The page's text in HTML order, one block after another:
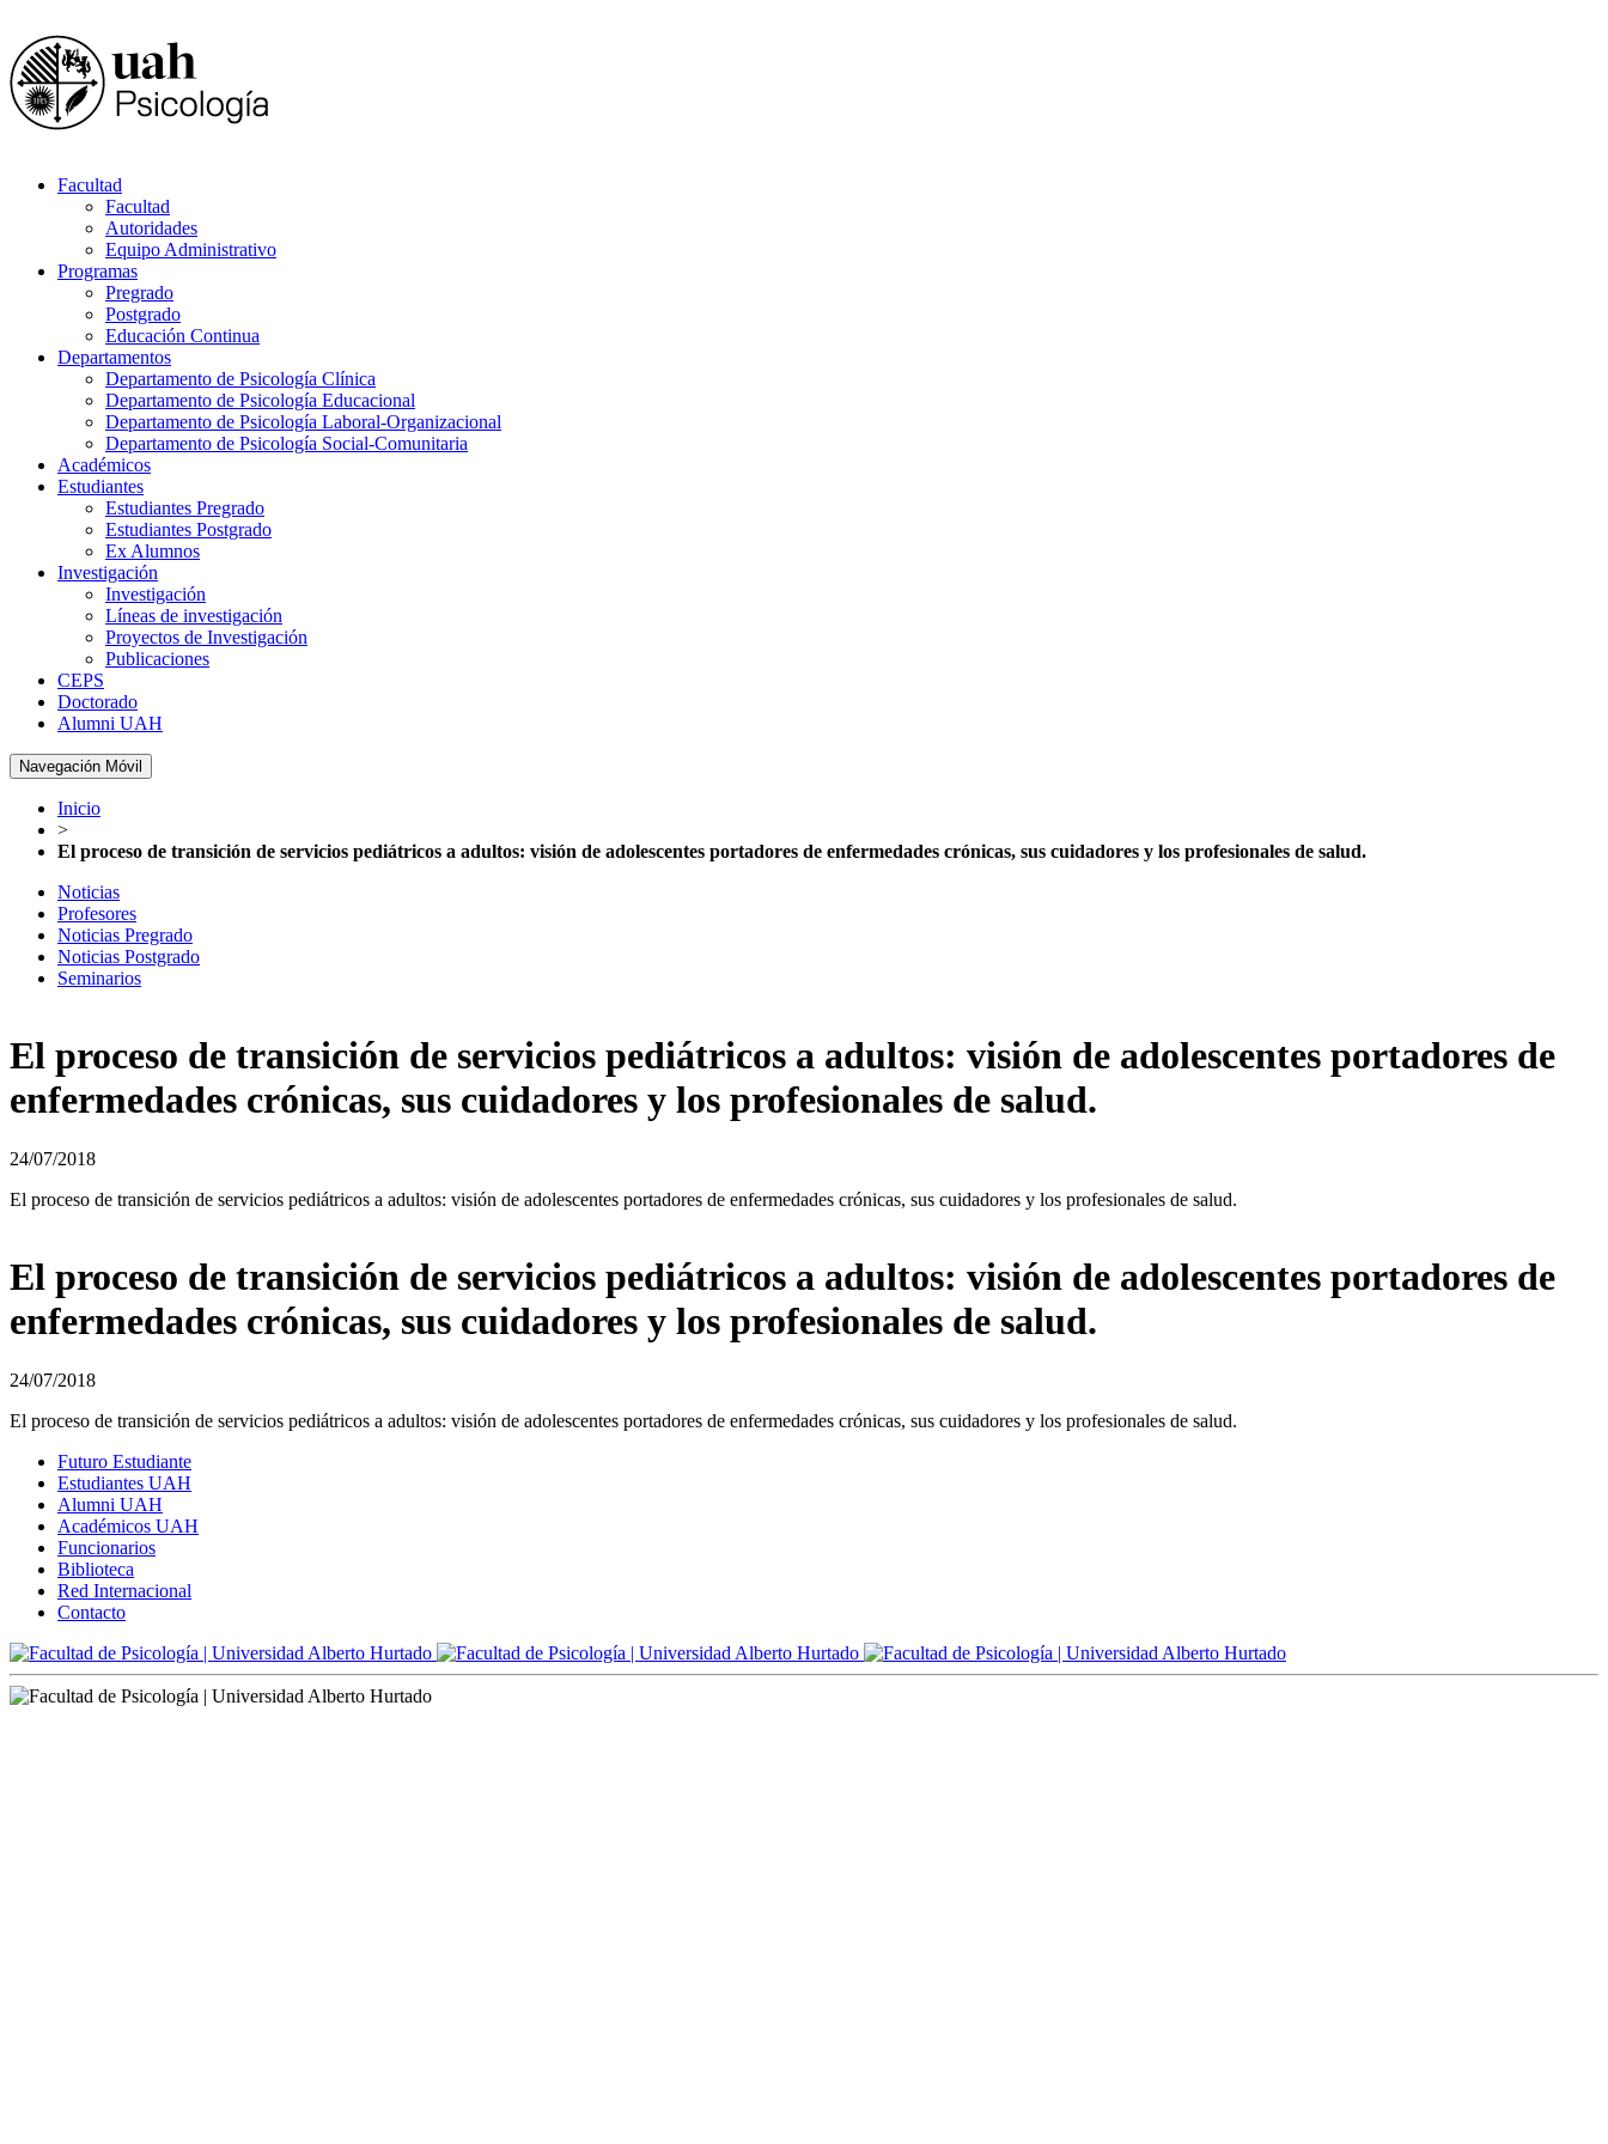
Facultad
Facultad
Autoridades
Equipo Administrativo
Programas
Pregrado
Postgrado
Educación Continua
Departamentos
Departamento de Psicología Clínica
Departamento de Psicología Educacional
Departamento de Psicología Laboral-Organizacional
Departamento de Psicología Social-Comunitaria
Académicos
Estudiantes
Estudiantes Pregrado
Estudiantes Postgrado
Ex Alumnos
Investigación
Investigación
Líneas de investigación
Proyectos de Investigación
Publicaciones
CEPS
Doctorado
Alumni UAH
Navegación Móvil
Inicio
>
El proceso de transición de servicios pediátricos a adultos: visión de adolescentes portadores de enfermedades crónicas, sus cuidadores y los profesionales de salud.
Noticias
Profesores
Noticias Pregrado
Noticias Postgrado
Seminarios
El proceso de transición de servicios pediátricos a adultos: visión de adolescentes portadores de
enfermedades crónicas, sus cuidadores y los profesionales de salud.
24/07/2018
El proceso de transición de servicios pediátricos a adultos: visión de adolescentes portadores de enfermedades crónicas, sus cuidadores y los profesionales de salud.
El proceso de transición de servicios pediátricos a adultos: visión de adolescentes portadores de
enfermedades crónicas, sus cuidadores y los profesionales de salud.
24/07/2018
El proceso de transición de servicios pediátricos a adultos: visión de adolescentes portadores de enfermedades crónicas, sus cuidadores y los profesionales de salud.
Futuro Estudiante
Estudiantes UAH
Alumni UAH
Académicos UAH
Funcionarios
Biblioteca
Red Internacional
Contacto